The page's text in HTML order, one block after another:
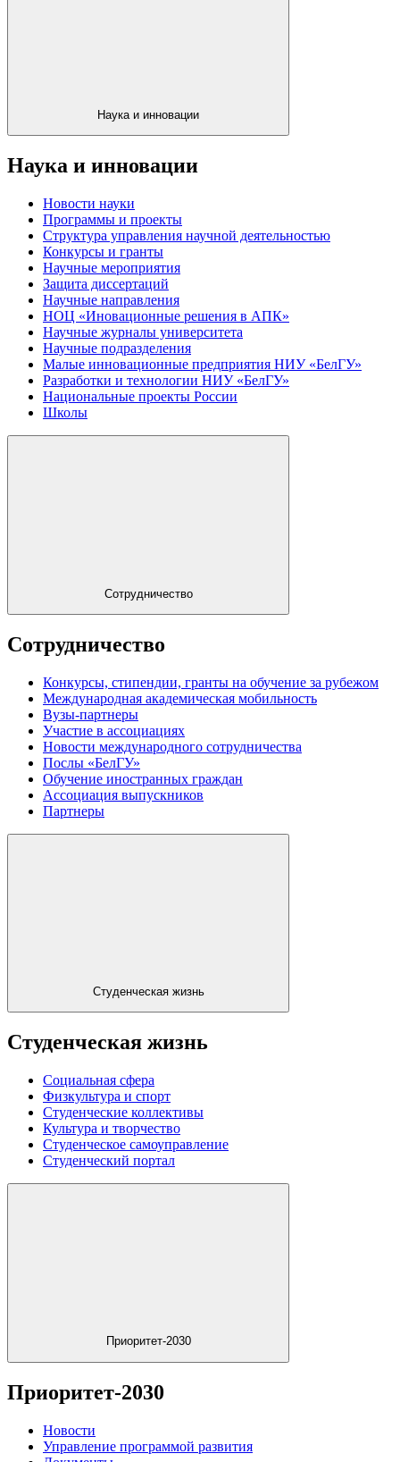
Наука и инновации
Наука и инновации
Новости науки
Программы и проекты
Структура управления научной деятельностью
Конкурсы и гранты
Научные мероприятия
Защита диссертаций
Научные направления
НОЦ «Иновационные решения в АПК»
Научные журналы университета
Научные подразделения
Малые инновационные предприятия НИУ «БелГУ»
Разработки и технологии НИУ «БелГУ»
Национальные проекты России
Школы
Сотрудничество
Сотрудничество
Конкурсы, стипендии, гранты на обучение за рубежом
Международная академическая мобильность
Вузы-партнеры
Участие в ассоциациях
Новости международного сотрудничества
Послы «БелГУ»
Обучение иностранных граждан
Ассоциация выпускников
Партнеры
Студенческая жизнь
Студенческая жизнь
Социальная сфера
Физкультура и спорт
Студенческие коллективы
Культура и творчество
Студенческое самоуправление
Студенческий портал
Приоритет-2030
Приоритет-2030
Новости
Управление программой развития